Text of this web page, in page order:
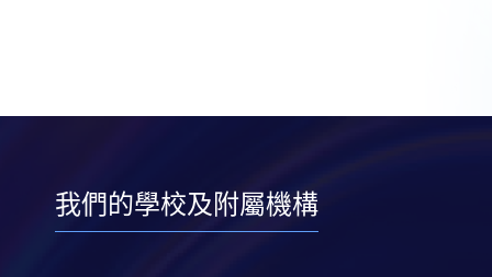
我們的學校及附屬機構